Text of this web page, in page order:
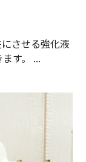
させる強化液
す。 ...